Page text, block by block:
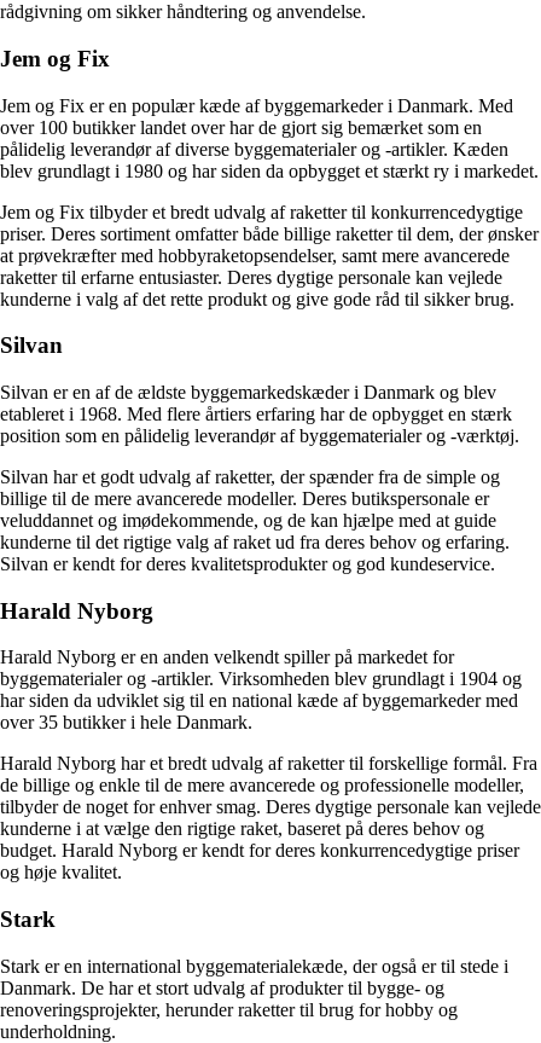
rådgivning om sikker håndtering og anvendelse.
Jem og Fix
Jem og Fix er en populær kæde af byggemarkeder i Danmark. Med
over 100 butikker landet over har de gjort sig bemærket som en
pålidelig leverandør af diverse byggematerialer og -artikler. Kæden
blev grundlagt i 1980 og har siden da opbygget et stærkt ry i markedet.
Jem og Fix tilbyder et bredt udvalg af raketter til konkurrencedygtige
priser. Deres sortiment omfatter både billige raketter til dem, der ønsker
at prøvekræfter med hobbyraketopsendelser, samt mere avancerede
raketter til erfarne entusiaster. Deres dygtige personale kan vejlede
kunderne i valg af det rette produkt og give gode råd til sikker brug.
Silvan
Silvan er en af de ældste byggemarkedskæder i Danmark og blev
etableret i 1968. Med flere årtiers erfaring har de opbygget en stærk
position som en pålidelig leverandør af byggematerialer og -værktøj.
Silvan har et godt udvalg af raketter, der spænder fra de simple og
billige til de mere avancerede modeller. Deres butikspersonale er
veluddannet og imødekommende, og de kan hjælpe med at guide
kunderne til det rigtige valg af raket ud fra deres behov og erfaring.
Silvan er kendt for deres kvalitetsprodukter og god kundeservice.
Harald Nyborg
Harald Nyborg er en anden velkendt spiller på markedet for
byggematerialer og -artikler. Virksomheden blev grundlagt i 1904 og
har siden da udviklet sig til en national kæde af byggemarkeder med
over 35 butikker i hele Danmark.
Harald Nyborg har et bredt udvalg af raketter til forskellige formål. Fra
de billige og enkle til de mere avancerede og professionelle modeller,
tilbyder de noget for enhver smag. Deres dygtige personale kan vejlede
kunderne i at vælge den rigtige raket, baseret på deres behov og
budget. Harald Nyborg er kendt for deres konkurrencedygtige priser
og høje kvalitet.
Stark
Stark er en international byggematerialekæde, der også er til stede i
Danmark. De har et stort udvalg af produkter til bygge- og
renoveringsprojekter, herunder raketter til brug for hobby og
underholdning.